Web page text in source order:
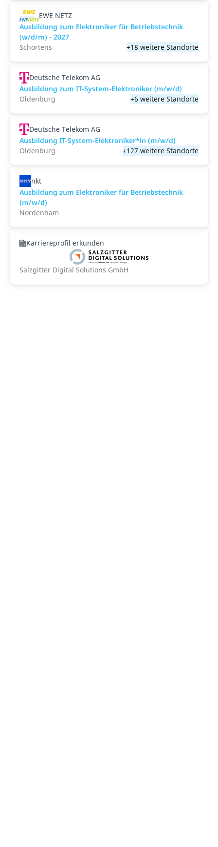
EWE NETZ
Ausbildung zum Elektroniker für Betriebstechnik
(w/d/m) - 2027
Schortens
+18 weitere Standorte
Deutsche Telekom AG
Ausbildung zum IT-System-Elektroniker (m/w/d)
Oldenburg
+6 weitere Standorte
Deutsche Telekom AG
Ausbildung IT-System-Elektroniker*in (m/w/d)
Oldenburg
+127 weitere Standorte
nkt
Ausbildung zum Elektroniker für Betriebstechnik
(m/w/d)
Nordenham
Karriereprofil erkunden
Salzgitter Digital Solutions GmbH